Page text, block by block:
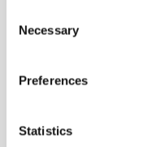
Selection
Necessary
Preferences
Statistics
Zaključno, vrijedi
Svi već jako dobro znamo
sportski automobil s
godine. Ovaj automobil